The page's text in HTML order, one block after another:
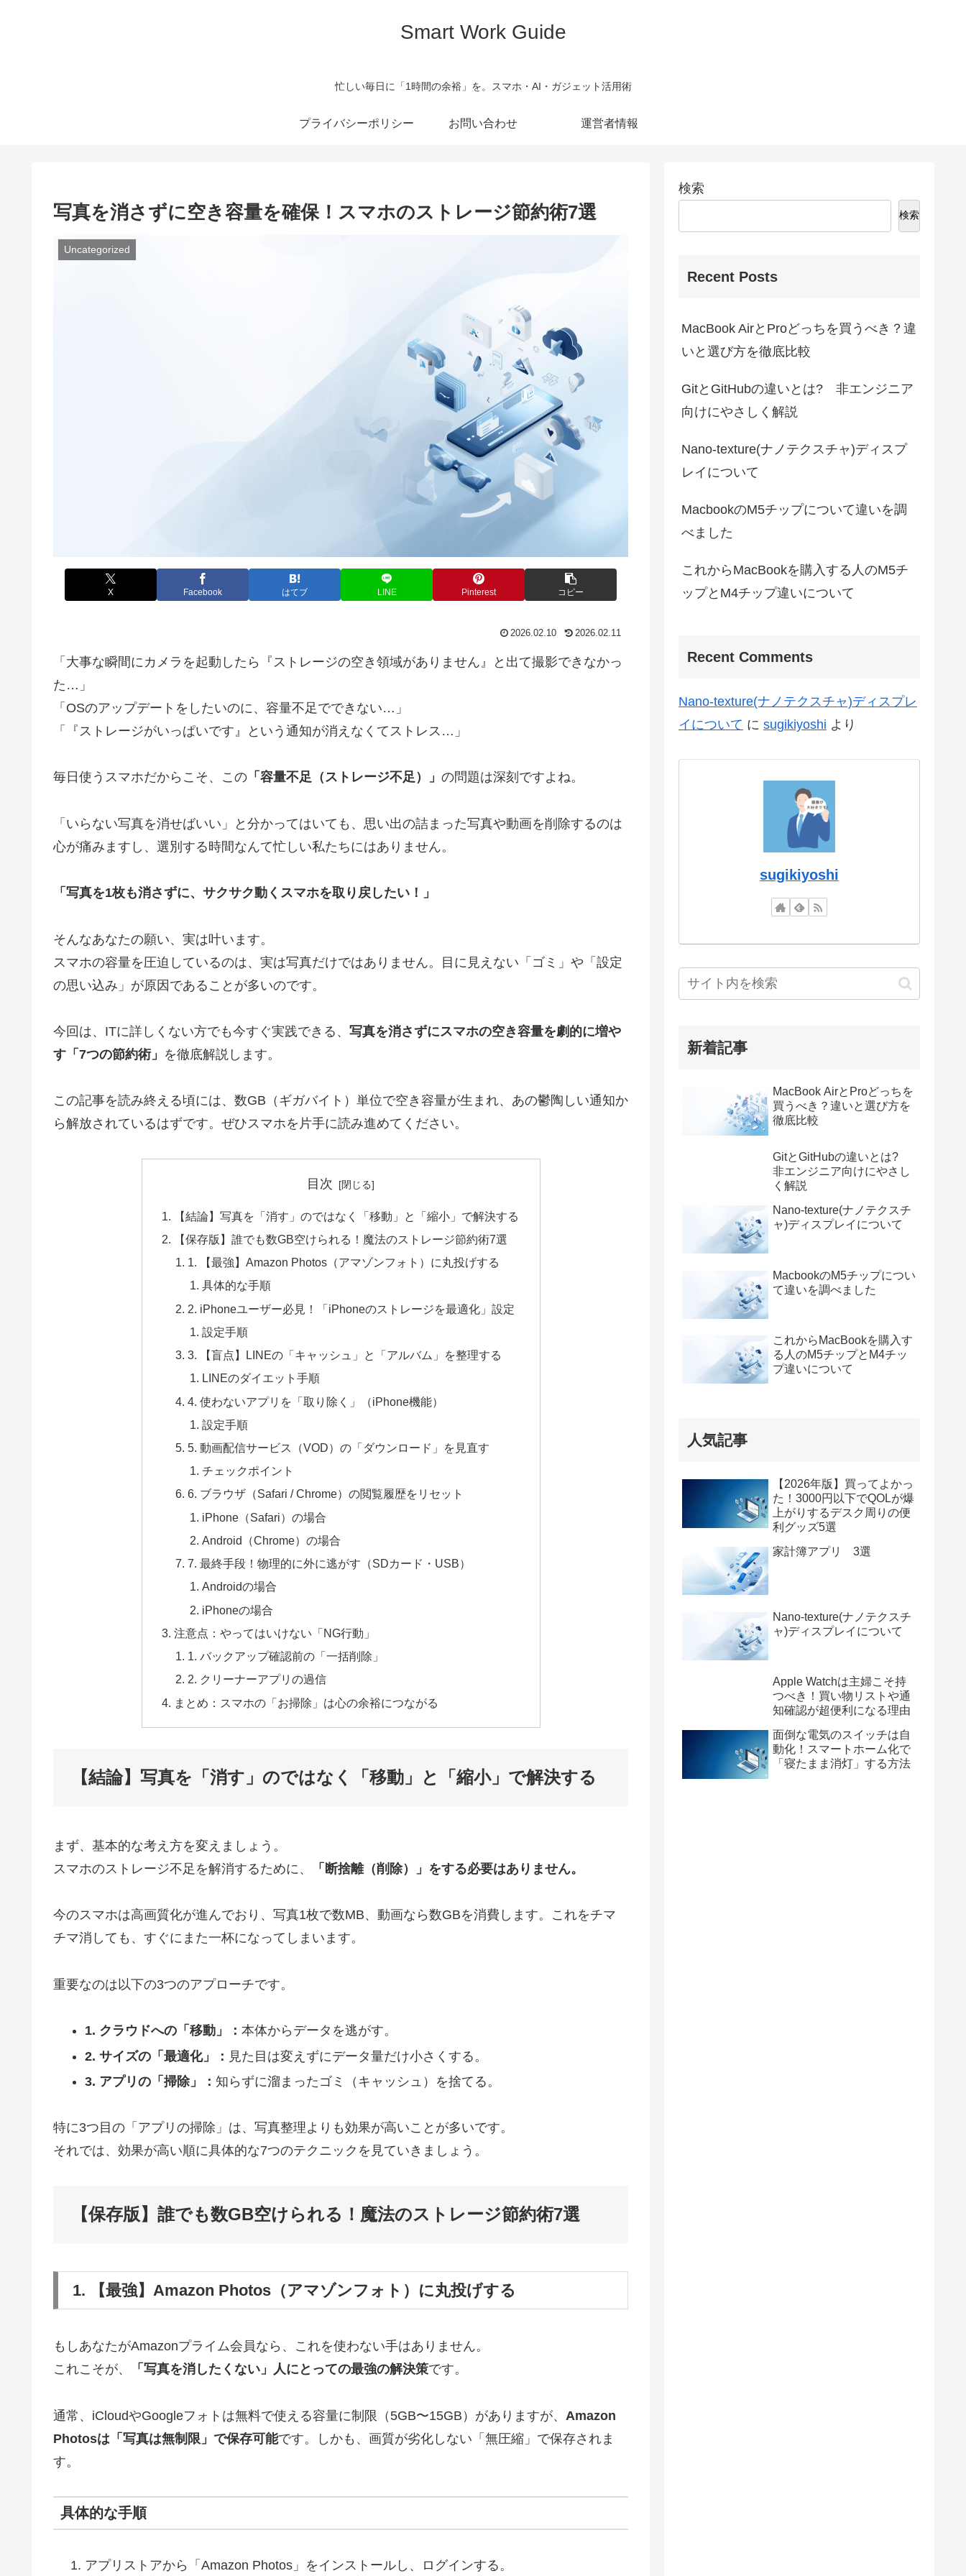
Smart Work Guide
忙しい毎日に「1時間の余裕」を。スマホ・AI・ガジェット活用術
プライバシーポリシー お問い合わせ 運営者情報
写真を消さずに空き容量を確保！スマホのストレージ節約術7選
Uncategorized
X Facebook はてブ LINE Pinterest コピー
2026.02.10 2026.02.11
「大事な瞬間にカメラを起動したら『ストレージの空き領域がありません』と出て撮影できなかっ
た…」
「OSのアップデートをしたいのに、容量不足でできない…」
「『ストレージがいっぱいです』という通知が消えなくてストレス…」
毎日使うスマホだからこそ、この 「容量不足（ストレージ不足）」 の問題は深刻ですよね。
「いらない写真を消せばいい」と分かってはいても、思い出の詰まった写真や動画を削除するのは
心が痛みますし、選別する時間なんて忙しい私たちにはありません。
「写真を1枚も消さずに、サクサク動くスマホを取り戻したい！」
そんなあなたの願い、実は叶います。
スマホの容量を圧迫しているのは、実は写真だけではありません。目に見えない「ゴミ」や「設定
の思い込み」が原因であることが多いのです。
今回は、ITに詳しくない方でも今すぐ実践できる、 写真を消さずにスマホの空き容量を劇的に増や
す「7つの節約術」 を徹底解説します。
この記事を読み終える頃には、数GB（ギガバイト）単位で空き容量が生まれ、あの鬱陶しい通知か
ら解放されているはずです。ぜひスマホを片手に読み進めてください。
目次
【結論】写真を「消す」のではなく「移動」と「縮小」で解決する
【保存版】誰でも数GB空けられる！魔法のストレージ節約術7選
1. 【最強】Amazon Photos（アマゾンフォト）に丸投げする
具体的な手順
2. iPhoneユーザー必見！「iPhoneのストレージを最適化」設定
設定手順
3. 【盲点】LINEの「キャッシュ」と「アルバム」を整理する
LINEのダイエット手順
4. 使わないアプリを「取り除く」（iPhone機能）
設定手順
5. 動画配信サービス（VOD）の「ダウンロード」を見直す
チェックポイント
6. ブラウザ（Safari / Chrome）の閲覧履歴をリセット
iPhone（Safari）の場合
Android（Chrome）の場合
7. 最終手段！物理的に外に逃がす（SDカード・USB）
Androidの場合
iPhoneの場合
注意点：やってはいけない「NG行動」
1. バックアップ確認前の「一括削除」
2. クリーナーアプリの過信
まとめ：スマホの「お掃除」は心の余裕につながる
【結論】写真を「消す」のではなく「移動」と「縮小」で解決する
まず、基本的な考え方を変えましょう。
スマホのストレージ不足を解消するために、
「断捨離（削除）」をする必要はありません。
今のスマホは高画質化が進んでおり、写真1枚で数MB、動画なら数GBを消費します。これをチマ
チマ消しても、すぐにまた一杯になってしまいます。
重要なのは以下の3つのアプローチです。
1. クラウドへの「移動」： 本体からデータを逃がす。
2. サイズの「最適化」： 見た目は変えずにデータ量だけ小さくする。
3. アプリの「掃除」： 知らずに溜まったゴミ（キャッシュ）を捨てる。
特に3つ目の「アプリの掃除」は、写真整理よりも効果が高いことが多いです。
それでは、効果が高い順に具体的な7つのテクニックを見ていきましょう。
【保存版】誰でも数GB空けられる！魔法のストレージ節約術7選
1. 【最強】Amazon Photos（アマゾンフォト）に丸投げする
もしあなたがAmazonプライム会員なら、これを使わない手はありません。
これこそが、
「写真を消したくない」人にとっての最強の解決策です。
通常、iCloudやGoogleフォトは無料で使える容量に制限（5GB〜15GB）がありますが、 Amazon
Photosは「写真は無制限」で保存可能です。しかも、画質が劣化しない「無圧縮」で保存されま
す。
具体的な手順
アプリストアから「Amazon Photos」をインストールし、ログインする。
検索
検索
Recent Posts
MacBook AirとProどっちを買うべき？違
いと選び方を徹底比較
GitとGitHubの違いとは? 非エンジニア
向けにやさしく解説
Nano-texture(ナノテクスチャ)ディスプ
レイについて
MacbookのM5チップについて違いを調
べました
これからMacBookを購入する人のM5チ
ップとM4チップ違いについて
Recent Comments
Nano-texture(ナノテクスチャ)ディスプレ
イについて に sugikiyoshi より
sugikiyoshi
新着記事
MacBook AirとProどっちを
買うべき？違いと選び方を
徹底比較
GitとGitHubの違いとは?
非エンジニア向けにやさし
く解説
Nano-texture(ナノテクスチ
ャ)ディスプレイについて
MacbookのM5チップについ
て違いを調べました
これからMacBookを購入す
る人のM5チップとM4チッ
プ違いについて
人気記事
【2026年版】買ってよかっ
た！3000円以下でQOLが爆
上がりするデスク周りの便
利グッズ5選
家計簿アプリ 3選
Nano-texture(ナノテクスチ
ャ)ディスプレイについて
Apple Watchは主婦こそ持
つべき！買い物リストや通
知確認が超便利になる理由
面倒な電気のスイッチは自
動化！スマートホーム化で
「寝たまま消灯」する方法